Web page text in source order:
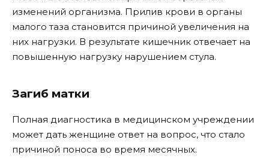
изменений организма. Прилив крови в органы
малого таза становится причиной увеличения на
них нагрузки. В результате кишечник отвечает на
повышенную нагрузку нарушением стула.
Загиб матки
Полная диагностика в медицинском учреждении
может дать женщине ответ на вопрос, что стало
причиной поноса во время месячных.